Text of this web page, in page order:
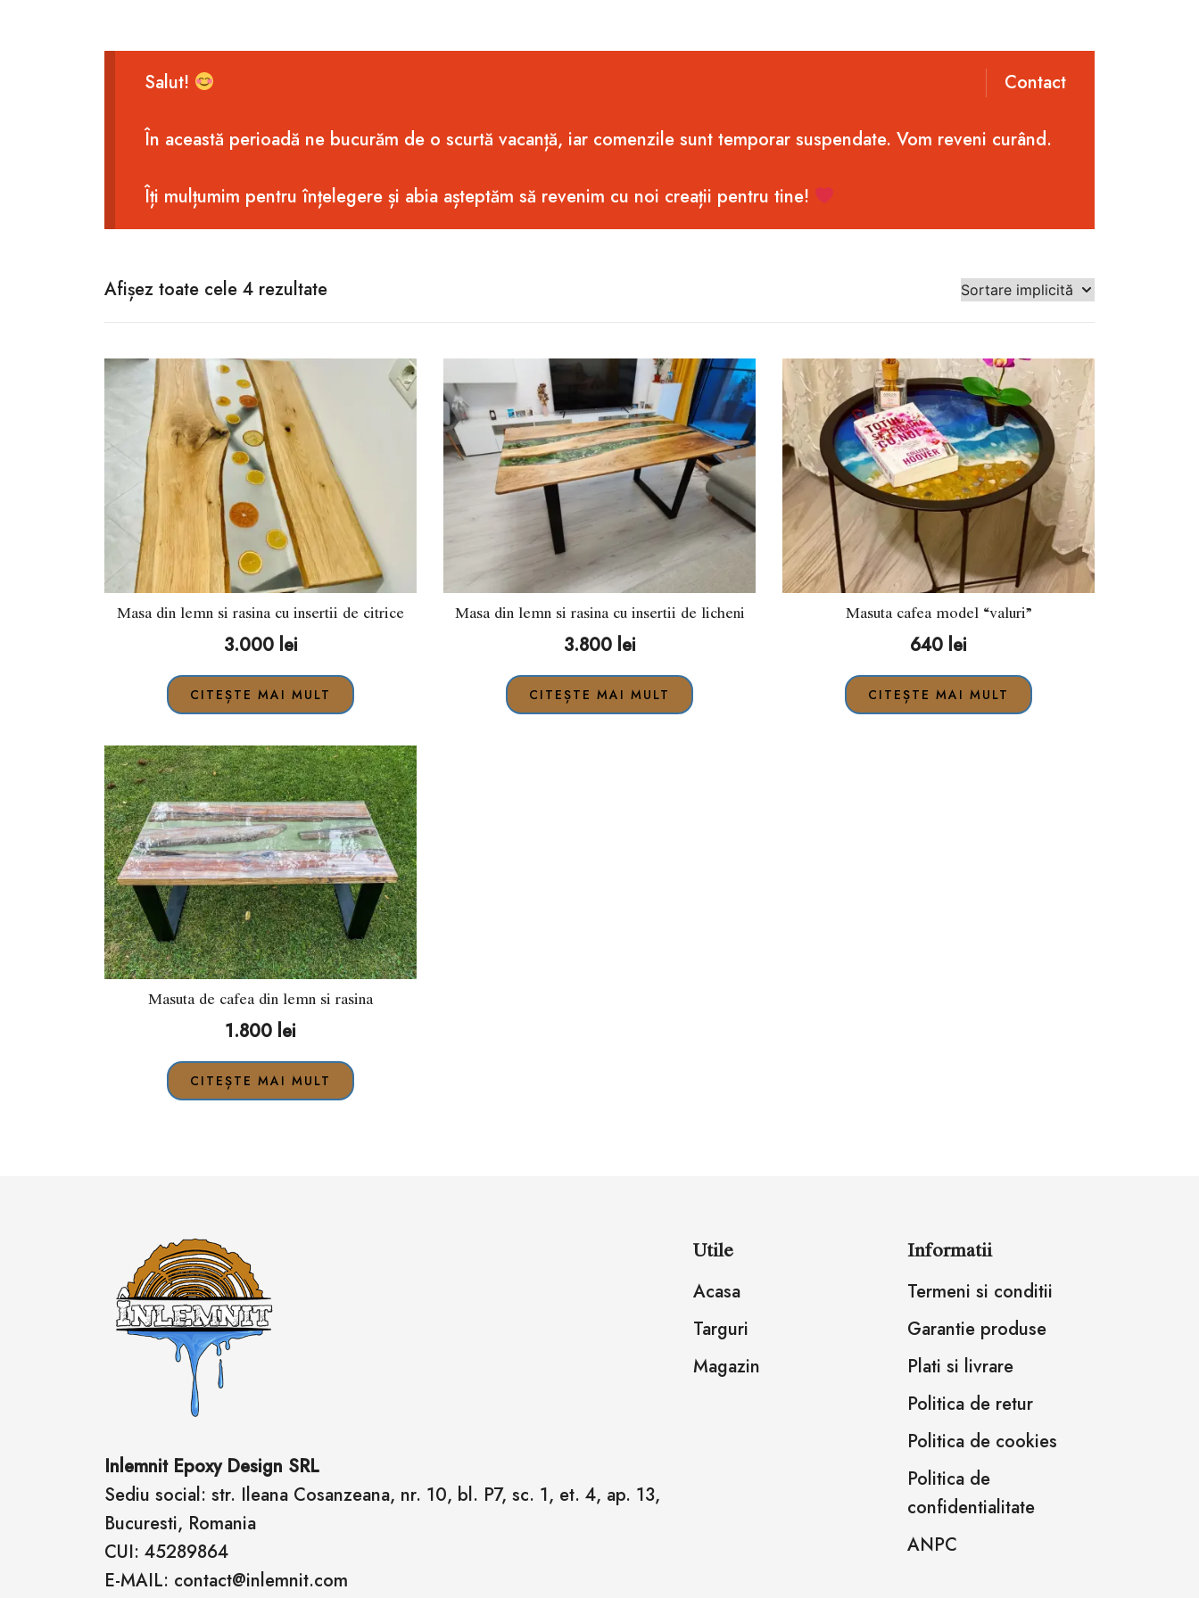
Contact
Salut!
În această perioadă ne bucurăm de o scurtă vacanță, iar comenzile sunt temporar suspendate. Vom reveni curând.
Îți mulțumim pentru înțelegere și abia așteptăm să revenim cu noi creații pentru tine!
Afișez toate cele 4 rezultate
Masa din lemn si rasina cu insertii de citrice
3.000 lei
CITEȘTE MAI MULT
Masa din lemn si rasina cu insertii de licheni
3.800 lei
CITEȘTE MAI MULT
Masuta cafea model “valuri”
640 lei
CITEȘTE MAI MULT
Masuta de cafea din lemn si rasina
1.800 lei
CITEȘTE MAI MULT
Inlemnit Epoxy Design SRL
Sediu social: str. Ileana Cosanzeana, nr. 10, bl. P7, sc. 1, et. 4, ap. 13,
Bucuresti, Romania
CUI: 45289864
E-MAIL: contact@inlemnit.com
Utile
Acasa
Targuri
Magazin
Informatii
Termeni si conditii
Garantie produse
Plati si livrare
Politica de retur
Politica de cookies
Politica de
confidentialitate
ANPC